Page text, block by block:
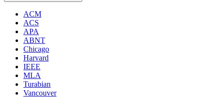
ACM
ACS
APA
ABNT
Chicago
Harvard
IEEE
MLA
Turabian
Vancouver